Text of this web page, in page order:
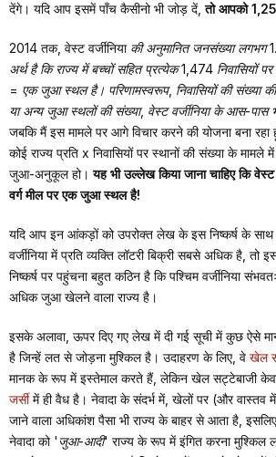
देंगे। यदि आप इसमें पाँच कैसीनो भी जोड़ दें,तो आपको
2014 तक, वेस्ट वर्जीनिया की अनुमानित जनसंख्या लगभग
अर्थ है कि राज्य में बच्चों सहित प्रत्येक 1,474 निवासियों
= एक जुआ स्थल है। परिणामस्वरूप, निवासियों की संख्या
या अन्य जुआ स्थलों की संख्या, वेस्ट वर्जीनिया के आस-पास
जबकि मैं इस मामले पर आगे विचार करने की योजना बना रहा
कोई राज्य प्रति x निवासियों पर स्थानों की संख्या के मामले
जुआ-अनुकूल हो।यह भी उल्लेख किया जाना चाहिए कि
वर्ग मील पर एक जुआ स्थल है!
यदि आप इन आंकड़ों को उपरोक्त लेख के इस निष्कर्ष के साथ
वर्जीनिया में प्रति व्यक्ति लॉटरी बिक्री सबसे अधिक है, तो
निष्कर्ष पर पहुंचना बहुत कठिन है कि पश्चिम वर्जीनिया
अधिक जुआ खेलने वाला राज्य है।
इसके अलावा, ऊपर दिए गए लेख में दी गई सूची में कुछ ऐसे
है जिन्हें लत से जोड़ना मुश्किल है। उदाहरण के लिए, वे खेल
मानक के रूप में इस्तेमाल करते हैं, लेकिन खेल सट्टेबाजी केवल
जर्सीमें ही वैध है। नेवादा के संदर्भ में, खेलों पर (और वास्तव में,
जाने वाला अधिकांश पैसा भी राज्य के बाहर से आता है,
नेवादा को 'जुआ-आदी' राज्य के रूप में इंगित करना मुश्किल